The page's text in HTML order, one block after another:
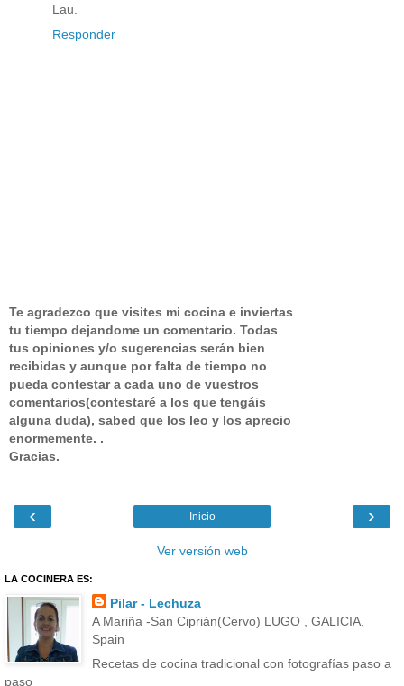
Lau.
Responder
Te agradezco que visites mi cocina e inviertas
tu tiempo dejandome un comentario. Todas
tus opiniones y/o sugerencias serán bien
recibidas y aunque por falta de tiempo no
pueda contestar a cada uno de vuestros
comentarios(contestaré a los que tengáis
alguna duda), sabed que los leo y los aprecio
enormemente. .
Gracias.
‹ ›
Inicio
Ver versión web
LA COCINERA ES:
Pilar - Lechuza
A Mariña -San Ciprián(Cervo) LUGO , GALICIA,
Spain
Recetas de cocina tradicional con fotografías paso a
paso